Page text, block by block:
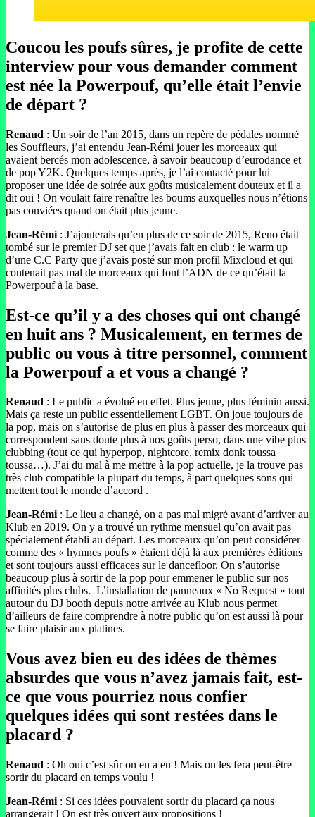
Coucou les poufs sûres, je profite de cette
interview pour vous demander comment
est née la Powerpouf, qu’elle était l’envie
de départ ?
Renaud : Un soir de l’an 2015, dans un repère de pédales nommé
les Souffleurs, j’ai entendu Jean-Rémi jouer les morceaux qui
avaient bercés mon adolescence, à savoir beaucoup d’eurodance et
de pop Y2K. Quelques temps après, je l’ai contacté pour lui
proposer une idée de soirée aux goûts musicalement douteux et il a
dit oui ! On voulait faire renaître les boums auxquelles nous n’étions
pas conviées quand on était plus jeune.
Jean-Rémi : J’ajouterais qu’en plus de ce soir de 2015, Reno était
tombé sur le premier DJ set que j’avais fait en club : le warm up
d’une C.C Party que j’avais posté sur mon profil Mixcloud et qui
contenait pas mal de morceaux qui font l’ADN de ce qu’était la
Powerpouf à la base.
Est-ce qu’il y a des choses qui ont changé
en huit ans ? Musicalement, en termes de
public ou vous à titre personnel, comment
la Powerpouf a et vous a changé ?
Renaud : Le public a évolué en effet. Plus jeune, plus féminin aussi.
Mais ça reste un public essentiellement LGBT. On joue toujours de
la pop, mais on s’autorise de plus en plus à passer des morceaux qui
correspondent sans doute plus à nos goûts perso, dans une vibe plus
clubbing (tout ce qui hyperpop, nightcore, remix donk toussa
toussa…). J’ai du mal à me mettre à la pop actuelle, je la trouve pas
très club compatible la plupart du temps, à part quelques sons qui
mettent tout le monde d’accord .
Jean-Rémi: Le lieu a changé, on a pas mal migré avant d’arriver au
Klub en 2019. On y a trouvé un rythme mensuel qu’on avait pas
spécialement établi au départ. Les morceaux qu’on peut considérer
comme des « hymnes poufs » étaient déjà là aux premières éditions
et sont toujours aussi efficaces sur le dancefloor. On s’autorise
beaucoup plus à sortir de la pop pour emmener le public sur nos
affinités plus clubs. L’installation de panneaux « No Request » tout
autour du DJ booth depuis notre arrivée au Klub nous permet
d’ailleurs de faire comprendre à notre public qu’on est aussi là pour
se faire plaisir aux platines.
Vous avez bien eu des idées de thèmes
absurdes que vous n’avez jamais fait, est-
ce que vous pourriez nous confier
quelques idées qui sont restées dans le
placard ?
Renaud : Oh oui c’est sûr on en a eu ! Mais on les fera peut-être
sortir du placard en temps voulu !
Jean-Rémi : Si ces idées pouvaient sortir du placard ça nous
arrangerait ! On est très ouvert aux propositions !